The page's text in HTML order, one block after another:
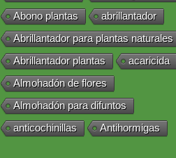
Abono plantas
abrillantador
Abrillantador para plantas naturales
Abrillantador plantas
acaricida
Almohadón de flores
Almohadón para difuntos
anticochinillas
Antihormigas